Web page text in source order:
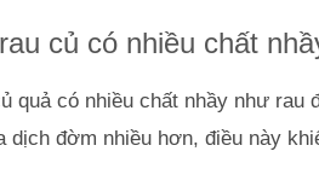
củ có nhiều chất
quả có nhiều chất nhầy như
dịch đờm nhiều hơn, điều này